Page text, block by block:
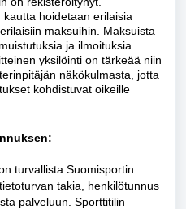
hoidetaan erilaisia
maksuihin. Maksuista
ja ilmoituksia
yksilöinti on tärkeää niin
näkökulmasta, jotta
kohdistuvat oikeille
turvallista Suomisportin
takia, henkilötunnus
palveluun. Sporttitilin